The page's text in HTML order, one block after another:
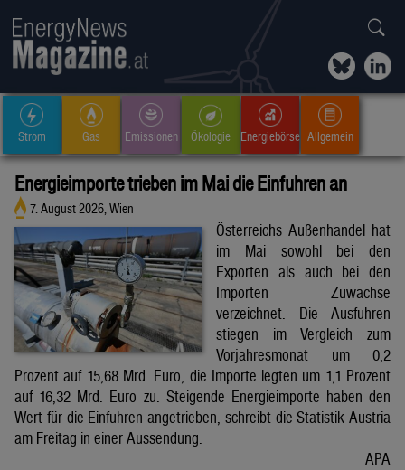
Strom Gas Emissionen Ökologie Energiebörse Allgemein
Energieimporte trieben im Mai die Einfuhren an
7. August 2026, Wien
Österreichs Außenhandel hat
im Mai sowohl bei den
Exporten als auch bei den
Importen Zuwächse
verzeichnet. Die Ausfuhren
stiegen im Vergleich zum
Vorjahresmonat um 0,2
Prozent auf 15,68 Mrd. Euro, die Importe legten um 1,1 Prozent
auf 16,32 Mrd. Euro zu. Steigende Energieimporte haben den
Wert für die Einfuhren angetrieben, schreibt die Statistik Austria
am Freitag in einer Aussendung.
APA